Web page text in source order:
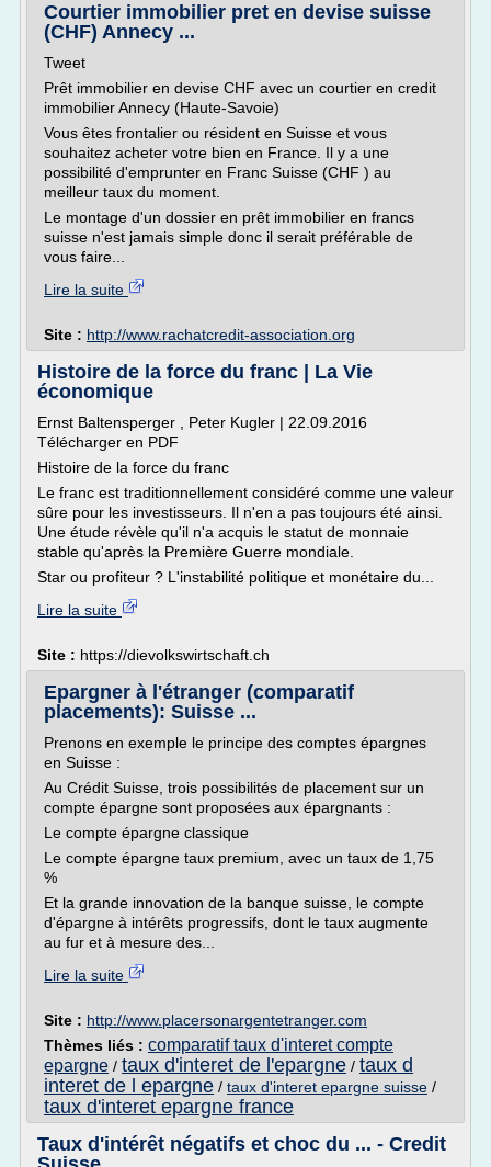
Courtier immobilier pret en devise suisse
(CHF) Annecy ...
Tweet
Prêt immobilier en devise CHF avec un courtier en credit
immobilier Annecy (Haute-Savoie)
Vous êtes frontalier ou résident en Suisse et vous
souhaitez acheter votre bien en France. Il y a une
possibilité d'emprunter en Franc Suisse (CHF ) au
meilleur taux du moment.
Le montage d'un dossier en prêt immobilier en francs
suisse n'est jamais simple donc il serait préférable de
vous faire...
Lire la suite
Site : http://www.rachatcredit-association.org
Histoire de la force du franc | La Vie
économique
Ernst Baltensperger , Peter Kugler | 22.09.2016
Télécharger en PDF
Histoire de la force du franc
Le franc est traditionnellement considéré comme une valeur
sûre pour les investisseurs. Il n'en a pas toujours été ainsi.
Une étude révèle qu'il n'a acquis le statut de monnaie
stable qu'après la Première Guerre mondiale.
Star ou profiteur ? L'instabilité politique et monétaire du...
Lire la suite
Site : https://dievolkswirtschaft.ch
Epargner à l'étranger (comparatif
placements): Suisse ...
Prenons en exemple le principe des comptes épargnes
en Suisse :
Au Crédit Suisse, trois possibilités de placement sur un
compte épargne sont proposées aux épargnants :
Le compte épargne classique
Le compte épargne taux premium, avec un taux de 1,75
%
Et la grande innovation de la banque suisse, le compte
d'épargne à intérêts progressifs, dont le taux augmente
au fur et à mesure des...
Lire la suite
Site : http://www.placersonargentetranger.com
Thèmes liés : comparatif taux d'interet compte
epargne / taux d'interet de l'epargne / taux d
interet de l epargne / taux d'interet epargne suisse /
taux d'interet epargne france
Taux d'intérêt négatifs et choc du ... - Credit